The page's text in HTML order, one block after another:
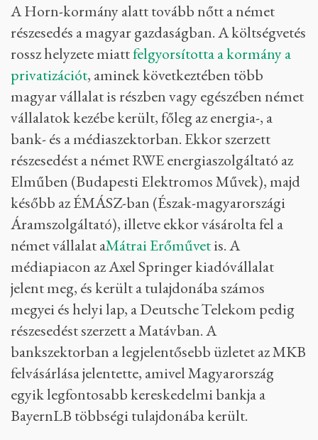
A Horn-kormány alatt tovább nőtt a német
részesedés a magyar gazdaságban. A költségvetés
rossz helyzete miattfelgyorsította a kormány a
privatizációt, aminek következtében több
magyar vállalat is részben vagy egészében német
vállalatok kezébe került, főleg az energia-, a
bank- és a médiaszektorban. Ekkor szerzett
részesedést a német RWE energiaszolgáltató az
Elműben (Budapesti Elektromos Művek), majd
később az ÉMÁSZ-ban (Észak-magyarországi
Áramszolgáltató), illetve ekkor vásárolta fel a
német vállalat aMátrai Erőművetis. A
médiapiacon az Axel Springer kiadóvállalat
jelent meg, és került a tulajdonába számos
megyei és helyi lap, a Deutsche Telekom pedig
részesedést szerzett a Matávban. A
bankszektorban a legjelentősebb üzletet az MKB
felvásárlása jelentette, amivel Magyarország
egyik legfontosabb kereskedelmi bankja a
BayernLB többségi tulajdonába került.